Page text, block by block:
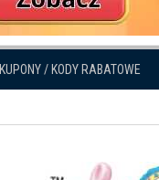
KUPONY / KODY RABATOWE